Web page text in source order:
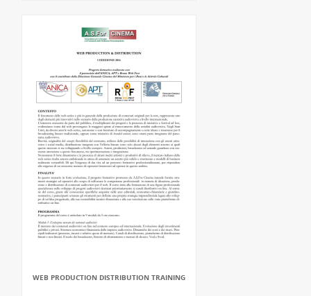
WEB PRODUCTION DISTRIBUTION TRAINING